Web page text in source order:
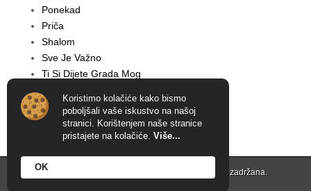
Koristimo kolačiće kako bismo
poboljšali vaše iskustvo na našoj
stranici. Korištenjem naše stranice
pristajete na kolačiće. Više...
OK
Ponekad
Priča
Shalom
Sve Je Važno
Ti Si Dijete Grada Mog
Copyright © 2026
. Sva prava zadržana.